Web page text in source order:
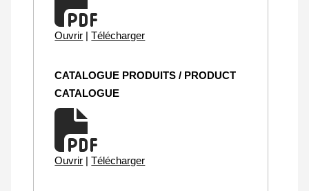
Ouvrir | Télécharger
CATALOGUE PRODUITS / PRODUCT
CATALOGUE
Ouvrir | Télécharger